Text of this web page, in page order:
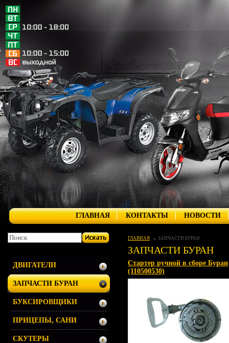
ГЛАВНАЯ КОНТАКТЫ НОВОСТИ
ГЛАВНАЯ ЗАПЧАСТИ БУРАН
ЗАПЧАСТИ БУРАН
Стартер ручной в сборе Буран
(110500530)
ДВИГАТЕЛИ
ЗАПЧАСТИ БУРАН
БУКСИРОВЩИКИ
ПРИЦЕПЫ, САНИ
СКУТЕРЫ